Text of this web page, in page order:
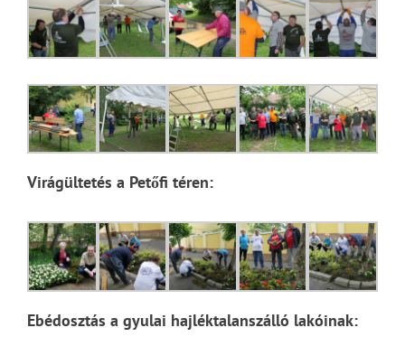
Virágültetés a Petőfi téren:
Ebédosztás a gyulai hajléktalanszálló lakóinak: